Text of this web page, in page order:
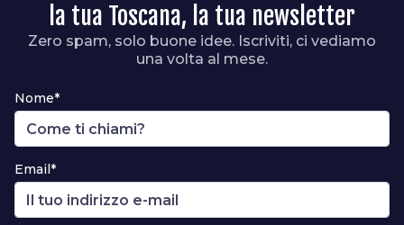
la tua Toscana, la tua newsletter
Zero spam, solo buone idee. Iscriviti, ci vediamo
una volta al mese.
Nome*
Email*